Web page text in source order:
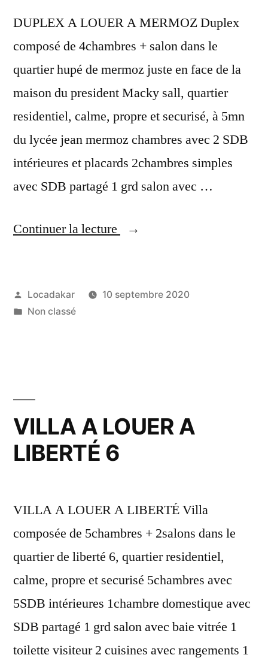
DUPLEX A LOUER A MERMOZ Duplex
composé de 4chambres + salon dans le
quartier hupé de mermoz juste en face de la
maison du president Macky sall, quartier
residentiel, calme, propre et securisé, à 5mn
du lycée jean mermoz chambres avec 2 SDB
intérieures et placards 2chambres simples
avec SDB partagé 1 grd salon avec …
Continuer la lecture
« DUPLEX
A
Publié
par
Locadakar
10 septembre 2020
Publié
Non classé
VILLA A LOUER A
LIBERTÉ 6
VILLA A LOUER A LIBERTÉ Villa
composée de 5chambres + 2salons dans le
quartier de liberté 6, quartier residentiel,
calme, propre et securisé 5chambres avec
5SDB intérieures 1chambre domestique avec
SDB partagé 1 grd salon avec baie vitrée 1
toilette visiteur 2 cuisines avec rangements 1